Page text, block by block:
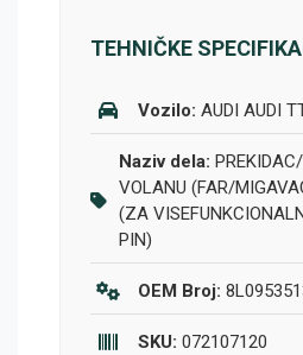
TEHNIČKE
Vozilo: AUDI AUDI
Naziv dela:
VOLANU (FAR/
(ZA
PIN)
OEM Broj:
SKU: 072107120